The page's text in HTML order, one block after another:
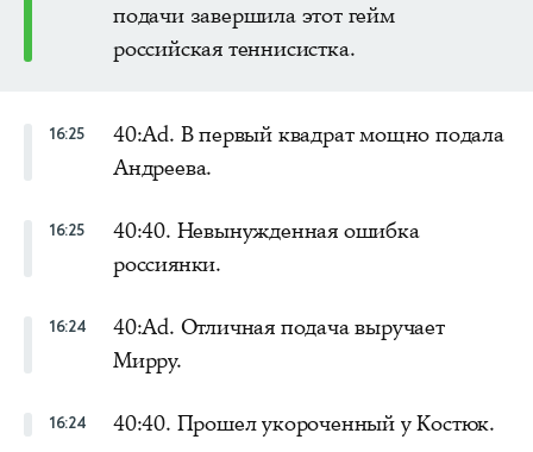
подачи завершила этот гейм
российская теннисистка.
16:25
40:Ad. В первый квадрат мощно подала
Андреева.
16:25
40:40. Невынужденная ошибка
россиянки.
16:24
40:Ad. Отличная подача выручает
Мирру.
16:24 40:40. Прошел укороченный у Костюк.